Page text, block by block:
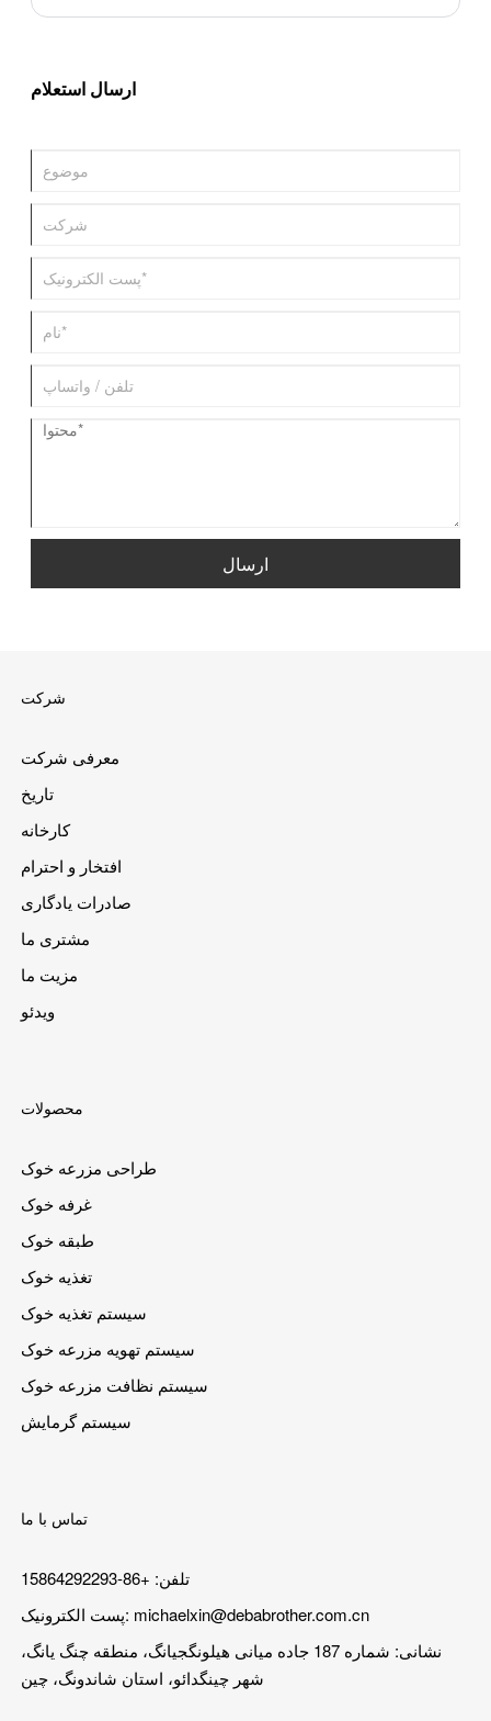
ارسال استعلام
ارسال
شرکت
معرفی شرکت
تاریخ
کارخانه
افتخار و احترام
صادرات یادگاری
مشتری ما
مزیت ما
ویدئو
محصولات
طراحی مزرعه خوک
غرفه خوک
طبقه خوک
تغذیه خوک
سیستم تغذیه خوک
سیستم تهویه مزرعه خوک
سیستم نظافت مزرعه خوک
سیستم گرمایش
تماس با ما
تلفن: +86-15864292293
پست الکترونیک: michaelxin@debabrother.com.cn
نشانی: شماره 187 جاده میانی هیلونگجیانگ، منطقه چنگ یانگ،
شهر چینگدائو، استان شاندونگ، چین